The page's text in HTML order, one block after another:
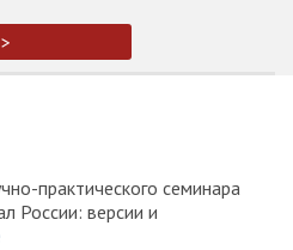
практического семинара
России: версии и